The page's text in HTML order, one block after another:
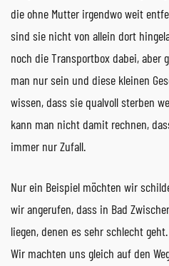
die ohne Mutter irgendwo weit
sind sie nicht von allein dort
noch die Transportbox dabei, aber
man nur sein und diese kleinen
wissen, dass sie qualvoll sterben
kann man nicht damit rechnen,
immer nur Zufall.
Nur ein Beispiel möchten wir
wir angerufen, dass in Bad
liegen, denen es sehr schlecht
Wir machten uns gleich auf den